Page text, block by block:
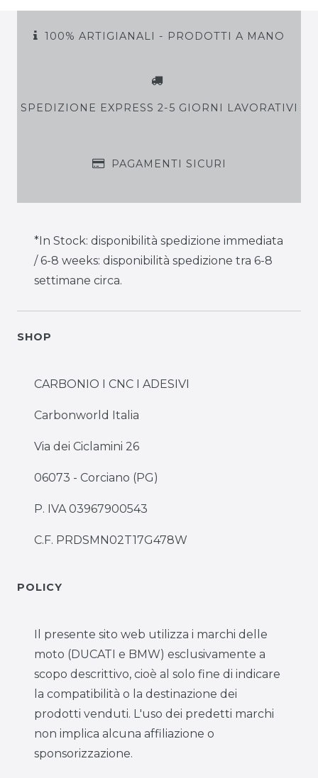
100% ARTIGIANALI - PRODOTTI A MANO
SPEDIZIONE EXPRESS 2-5 GIORNI LAVORATIVI
PAGAMENTI SICURI
*In Stock: disponibilità spedizione immediata
/ 6-8 weeks: disponibilità spedizione tra 6-8
settimane circa.
SHOP
CARBONIO I CNC I ADESIVI
Carbonworld Italia
Via dei Ciclamini 26
06073 - Corciano (PG)
P. IVA 03967900543
C.F. PRDSMN02T17G478W
POLICY
Il presente sito web utilizza i marchi delle
moto (DUCATI e BMW) esclusivamente a
scopo descrittivo, cioè al solo fine di indicare
la compatibilità o la destinazione dei
prodotti venduti. L'uso dei predetti marchi
non implica alcuna affiliazione o
sponsorizzazione.